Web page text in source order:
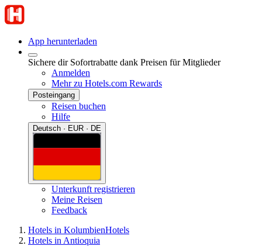
App herunterladen
Sichere dir Sofortrabatte dank Preisen für Mitglieder
Anmelden
Mehr zu Hotels.com Rewards
Posteingang
Reisen buchen
Hilfe
Deutsch · EUR · DE
Unterkunft registrieren
Meine Reisen
Feedback
Hotels in KolumbienHotels
Hotels in Antioquia